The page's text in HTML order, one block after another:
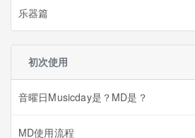
乐器篇
初次使用
音曜日Musicday是？MD是？
MD使用流程